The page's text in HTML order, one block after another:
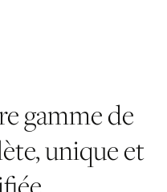
gammede
uniqueet